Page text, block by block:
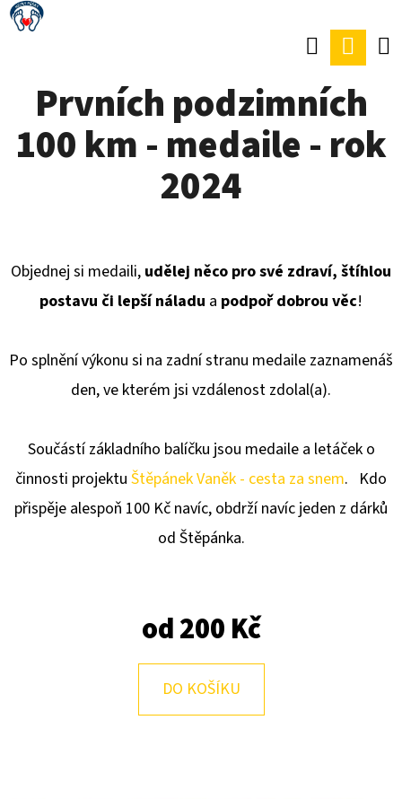
Přejít
Hledat
Prvních podzimních
100 km - medaile - rok
2024
Objednej si medaili, udělej něco pro své zdraví, štíhlou
postavu či lepší náladu a podpoř dobrou věc!
Po splnění výkonu si na zadní stranu medaile zaznamenáš
den, ve kterém jsi vzdálenost zdolal(a).
Součástí základního balíčku jsou medaile a letáček o
činnosti projektu Štěpánek Vaněk - cesta za snem. Kdo
přispěje alespoň 100 Kč navíc, obdrží navíc jeden z dárků
od Štěpánka.
od200 Kč
DO KOŠÍKU
K
O
Ř
U
E
N
A